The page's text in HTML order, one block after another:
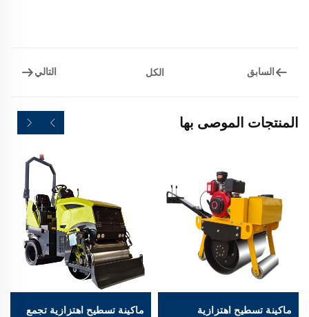
السابق الكل التالي
المنتجات الموصى بها
ماكينة تسطيح اهتزازية
ماكينة تسطيح اهتزازية تجمع